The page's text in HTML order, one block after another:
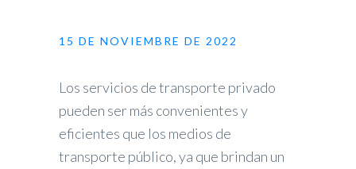
15 DE NOVIEMBRE DE 2022
Los servicios de transporte privado
pueden ser más convenientes y
eficientes que los medios de
transporte público, ya que brindan un